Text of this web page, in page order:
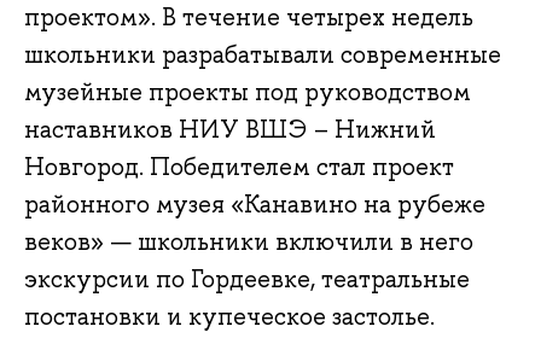
проектом». В течение четырех недель
школьники разрабатывали современные
музейные проекты под руководством
наставников НИУ ВШЭ – Нижний
Новгород. Победителем стал проект
районного музея «Канавино на рубеже
веков» — школьники включили в него
экскурсии по Гордеевке, театральные
постановки и купеческое застолье.